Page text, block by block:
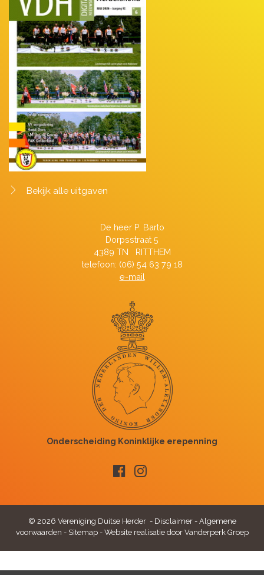
Bekijk alle uitgaven
De heer P. Barto
Dorpsstraat 5
4389 TN RITTHEM
telefoon: (06) 54 63 79 18
e-mail
© 2026 Vereniging Duitse Herder - Disclaimer- Algemene
voorwaarden - Sitemap- Website realisatie door Vanderperk Groep